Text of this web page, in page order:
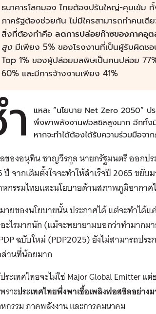
ธนาคารโลกมอง ไทยต้องปรับใหญ่-คุมเข้ม
ภาครัฐต้องช่วยกัน ไม่มีใครสามารถทำคนเดีย
สิ่งที่ต้องทำคือ ลดการปล่อยก๊าซของภาคอุต
สูงมีเพียง 5% ของโรงงานที่เป็นผู้รับผิดช
Top 1% ของผู้ปล่อยมลพิษเป็นคนปล่อย
60% และมีการจ้างงานเพียง 41%
แหละ “นโยบาย Net Zero 2050“ ปร
พึ่งพาพลังงานฟอสซิลสูงมาก อีกทั้ง
หากจะทำได้ต้องได้รับความร่วมมือจ
ของอนุทิน ชาญวีรกูล นายกรัฐมนตรี ออกปร
ปี จากเดิมตั้งใจจะทำให้สำเร็จปี 2065 ขยั
กรรมไทยและนโยบายด้านสภาพภูมิอากาศ
ายของนโยบายนั้น ประกาศได้ แต่จะทำได้
ะไรมากนัก (แม้จะพยายามบอกว่าทำมาก
ฉบับใหม่ (PDP2025) ยังไม่สามารถปร
วนที่น้อยมาก
ระเทศไทยจะไม่ใช่ Major Global Emitter แต่
ราะประเทศไทยพึ่งพาเชื้อเพลิงฟอสซิลอย่าง
กรรม ภาคพลังงาน และการคมนาคม